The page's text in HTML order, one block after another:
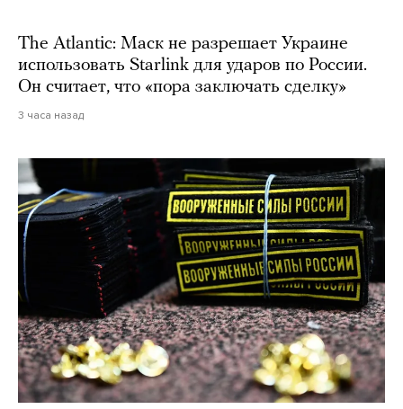
The Atlantic: Маск не разрешает Украине
использовать Starlink для ударов по России.
Он считает, что «пора заключать сделку»
3 часа назад